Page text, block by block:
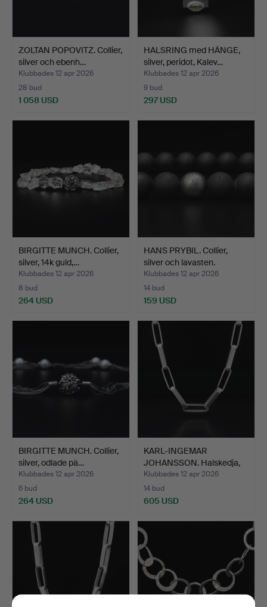
ZOLTAN POPOVITZ. Collier,
silver och ebenh…
Klubbades 12 apr 2026
28 bud
1 058 USD
HALSRING med HÄNGE,
silver, peridot, Kalev…
Klubbades 12 apr 2026
9 bud
297 USD
BIRGITTE MUNCH. Collier,
silver, 14k guld,…
Klubbades 12 apr 2026
8 bud
264 USD
HANS PRYBIL. Collier,
silver och lavasten.
Klubbades 12 apr 2026
14 bud
159 USD
BIRGITTE MUNCH. Collier,
silver, odlade pä…
Klubbades 12 apr 2026
6 bud
264 USD
KARL-INGEMAR
JOHANSSON. Halskedja,
silver,…
Klubbades 12 apr 2026
14 bud
605 USD